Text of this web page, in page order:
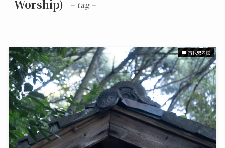
Worship)
– tag –
古代史の謎